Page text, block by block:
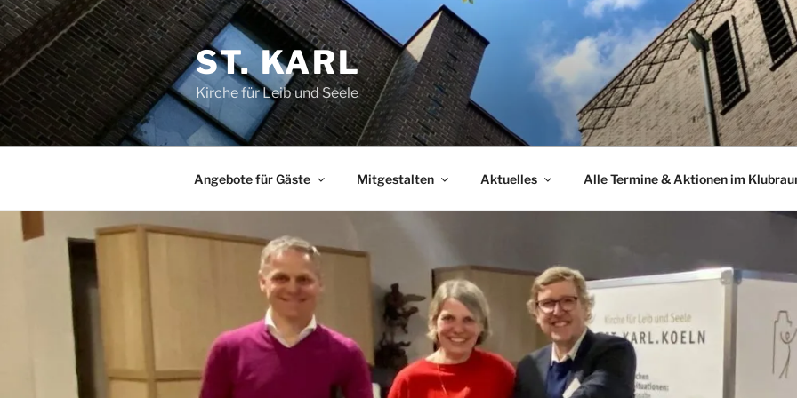
Zum
Inhalt
springen
ST. KARL
Kirche für Leib und Seele
Angebote für Gäste Mitgestalten Aktuelles Alle Termine & Aktionen im